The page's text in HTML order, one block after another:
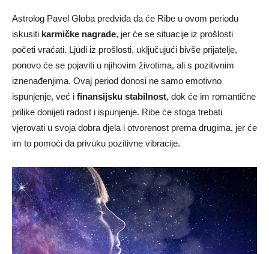
Astrolog Pavel Globa predviđa da će Ribe u ovom periodu
iskusiti karmičke nagrade, jer će se situacije iz prošlosti
početi vraćati. Ljudi iz prošlosti, uključujući bivše prijatelje,
ponovo će se pojaviti u njihovim životima, ali s pozitivnim
iznenađenjima. Ovaj period donosi ne samo emotivno
ispunjenje, već i finansijsku stabilnost, dok će im romantične
prilike donijeti radost i ispunjenje. Ribe će stoga trebati
vjerovati u svoja dobra djela i otvorenost prema drugima, jer će
im to pomoći da privuku pozitivne vibracije.